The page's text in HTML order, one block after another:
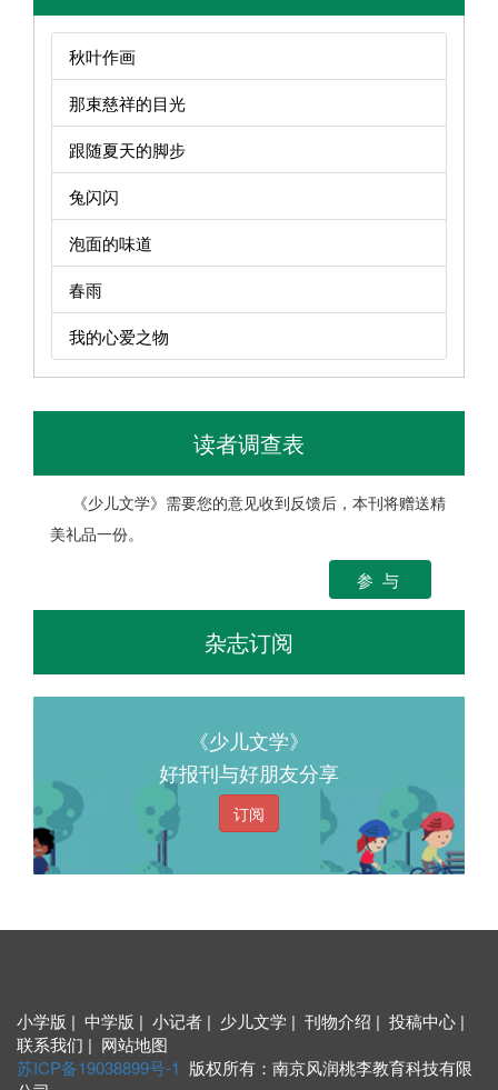
秋叶作画
那束慈祥的目光
跟随夏天的脚步
兔闪闪
泡面的味道
春雨
我的心爱之物
读者调查表
《少儿文学》需要您的意见收到反馈后，本刊将赠送精
美礼品一份。
参 与
杂志订阅
《少儿文学》
好报刊与好朋友分享
订阅
小学版 | 中学版 | 小记者 | 少儿文学 | 刊物介绍 | 投稿中心 |
联系我们 | 网站地图
苏ICP备19038899号-1 版权所有：南京风润桃李教育科技有限